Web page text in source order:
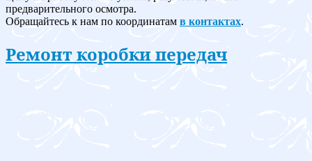
предварительного осмотра.
Обращайтесь к нам по координатам в контактах.
Ремонт коробки передач